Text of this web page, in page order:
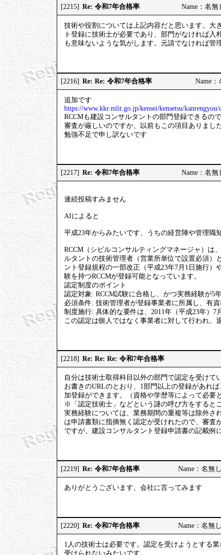
[2215] Re: 令和7年合格率 Name：名
技術や役割については上記内容だと思います。大
ト登録に技術士が必要であり、部門がなければ
も意味ないような気がします。元請でなければ
[2216] Re: Re: 令和7年合格率 Name
追加です
https://www.kkr.mlit.go.jp/kensei/kensetsu/
RCCMも建設コンサルタントの部門登録できるの
審査が厳しいのですか、以前もこの項目ありまし
勉強不足で申し訳ないです
[2217] Re: 令和7年合格率 Name：名
連続投稿すみません
AIによると
平成23年からみたいです、うちの経営陣や管理職
RCCM（シビルコンサルティングマネージャ）は
ルタントの技術管理者（営業所単位で設置必須
ント登録規程の一部改正（平成23年7月1日施行）
験を持つRCCMが登録可能となっています。
認定制度のポイント
認定対象: RCCM試験に合格し、かつ実務経験が5
必須条件: 技術管理者が登録事業者に所属し、有
制度施行: 具体的な要件は、2011年（平成23年）
この認定は個人ではなく事業者に対して行われ、
[2218] Re: Re: Re: 令和7年合格率
自分は技術士取得科目以外の部門で認定を受けて
お書きのURLのとおり、1部門以上の登録があれ
加登録ができます。（資格や学歴等によって必要
※「認定技術士」などという謎の呼び方をすると
実務経験については、業務期間の重複等は除外さ
は申請書類に指摘無く認定が受けれたので、審査
ですが、建設コンサルタント登録申請書の記載
[2219] Re: 令和7年合格率 Name：名無
ありがとうございます、会社に言ってみます
[2220] Re: 令和7年合格率 Name：名無
1人の技術士は必要です。認定を受けようとする
受けられないみたいです。